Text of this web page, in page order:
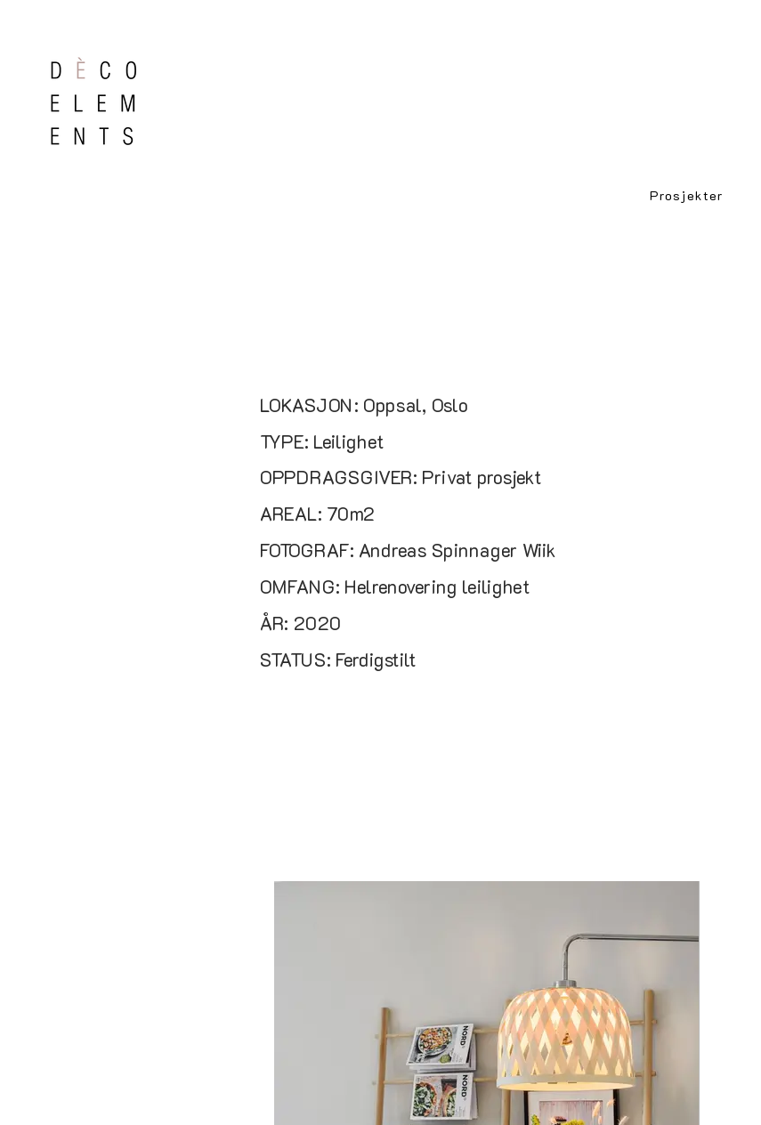
Prosjekter
LOKASJON: Oppsal, Oslo
TYPE: Leilighet
OPPDRAGSGIVER: Privat prosjekt
AREAL: 70m2
FOTOGRAF: Andreas Spinnager Wiik
OMFANG: Helrenovering leilighet
ÅR: 2020
STATUS: Ferdigstilt